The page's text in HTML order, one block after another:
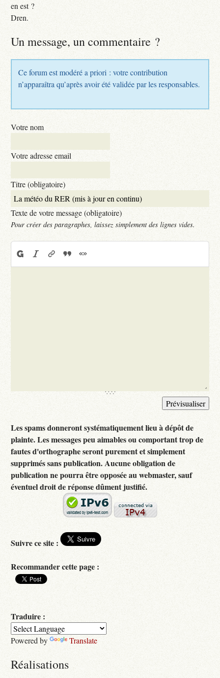
en est ?
Dren.
Un message, un commentaire ?
Ce forum est modéré a priori : votre contribution
n’apparaîtra qu’après avoir été validée par les responsables.
Votre nom
Votre adresse email
Titre (obligatoire)
Texte de votre message (obligatoire)
Pour créer des paragraphes, laissez simplement des lignes vides.
Les spams donneront systématiquement lieu à dépôt de
plainte. Les messages peu aimables ou comportant trop de
fautes d'orthographe seront purement et simplement
supprimés sans publication. Aucune obligation de
publication ne pourra être opposée au webmaster, sauf
éventuel droit de réponse dûment justifié.
Suivre ce site :
Recommander cette page :
Traduire :
Powered by Translate
Réalisations